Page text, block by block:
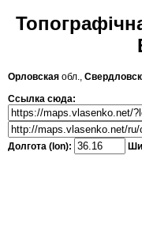
Орловская обл.,
Ссылка сюда:
Долгота (lon):